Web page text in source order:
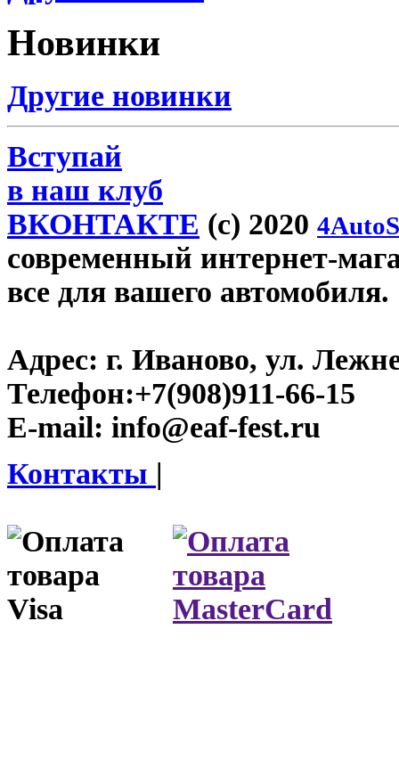
Новинки
Другие новинки
Вступай
в наш клуб
ВКОНТАКТЕ (c) 2020
современный интернет-
все для вашего автомобиля.
Адрес: г. Иваново, ул.
Телефон:+7(908)911-66-15
E-mail: info@eaf-fest.ru
Контакты |